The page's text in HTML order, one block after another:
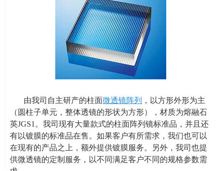
由我司自主研产的柱面微透镜阵列
，以方形外形为主
（圆柱子单元，整体透镜的形状为方形），材质为熔融石
英JGS1 。我司现有大量款式的柱面阵列镜标准品，并且还
有以镀膜的标准品在售。如果客户有所需求，我们也可以
在现有的产品之上，额外提供镀膜服务。另外，我司也提
供微透镜的定制服务，以不同满足客户不同的规格参数需